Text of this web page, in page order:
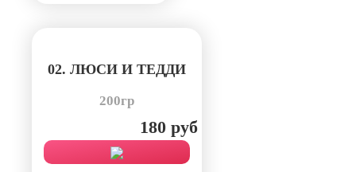
02. ЛЮСИ И ТЕДДИ
200гр
180 руб